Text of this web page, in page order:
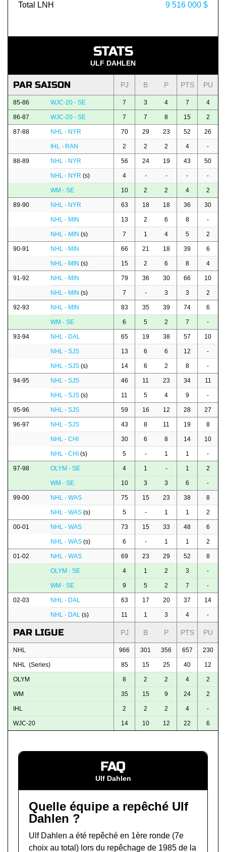
Total LNH 9 516 000 $
STATS
ULF DAHLEN
PAR SAISON PJ B P PTS PU
85-86 WJC-20 - SE 7 3 4 7 4
86-87 WJC-20 - SE 7 7 8 15 2
87-88 NHL - NYR 70 29 23 52 26
IHL - RAN 2 2 2 4 -
88-89 NHL - NYR 56 24 19 43 50
NHL - NYR (s) 4 - - - -
WM - SE 10 2 2 4 2
89-90 NHL - NYR 63 18 18 36 30
NHL - MIN 13 2 6 8 -
NHL - MIN (s) 7 1 4 5 2
90-91 NHL - MIN 66 21 18 39 6
NHL - MIN (s) 15 2 6 8 4
91-92 NHL - MIN 79 36 30 66 10
NHL - MIN (s) 7 - 3 3 2
92-93 NHL - MIN 83 35 39 74 6
WM - SE 6 5 2 7 -
93-94 NHL - DAL 65 19 38 57 10
NHL - SJS 13 6 6 12 -
NHL - SJS (s) 14 6 2 8 -
94-95 NHL - SJS 46 11 23 34 11
NHL - SJS (s) 11 5 4 9 -
95-96 NHL - SJS 59 16 12 28 27
96-97 NHL - SJS 43 8 11 19 8
NHL - CHI 30 6 8 14 10
NHL - CHI (s) 5 - 1 1 -
97-98 OLYM - SE 4 1 - 1 2
WM - SE 10 3 3 6 -
99-00 NHL - WAS 75 15 23 38 8
NHL - WAS (s) 5 - 1 1 2
00-01 NHL - WAS 73 15 33 48 6
NHL - WAS (s) 6 - 1 1 2
01-02 NHL - WAS 69 23 29 52 8
OLYM - SE 4 1 2 3 -
WM - SE 9 5 2 7 -
02-03 NHL - DAL 63 17 20 37 14
NHL - DAL (s) 11 1 3 4 -
PAR LIGUE PJ B P PTS PU
NHL 966 301 356 657 230
NHL (Series) 85 15 25 40 12
OLYM 8 2 2 4 2
WM 35 15 9 24 2
IHL 2 2 2 4 -
WJC-20 14 10 12 22 6
FAQ
Ulf Dahlen
Quelle équipe a repêché Ulf
Dahlen ?
Ulf Dahlen a été repêché en 1ère ronde (7e
choix au total) lors du repêchage de 1985 de la